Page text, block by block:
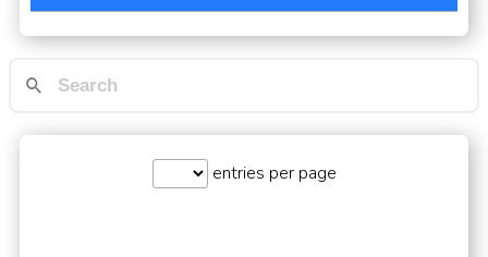
entries per page